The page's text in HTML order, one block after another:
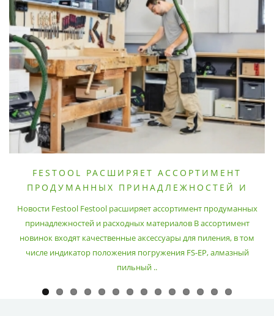
FESTOOL РАСШИРЯЕТ АССОРТИМЕНТ
ПРОДУМАННЫХ ПРИНАДЛЕЖНОСТЕЙ И
Новости Festool Festool расширяет ассортимент продуманных
принадлежностей и расходных материалов В ассортимент
новинок входят качественные аксессуары для пиления, в том
числе индикатор положения погружения FS-EP, алмазный
пильный ..